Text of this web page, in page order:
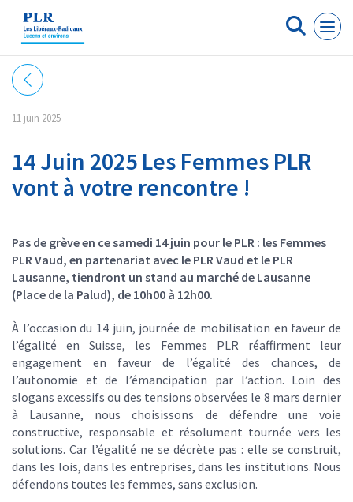
11 juin 2025
14 Juin 2025 Les Femmes PLR
vont à votre rencontre !
Pas de grève en ce samedi 14 juin pour le PLR : les Femmes
PLR Vaud, en partenariat avec le PLR Vaud et le PLR
Lausanne, tiendront un stand au marché de Lausanne
(Place de la Palud), de 10h00 à 12h00.
À l’occasion du 14 juin, journée de mobilisation en faveur de
l’égalité en Suisse, les Femmes PLR réaffirment leur
engagement en faveur de l’égalité des chances, de
l’autonomie et de l’émancipation par l’action. Loin des
slogans excessifs ou des tensions observées le 8 mars dernier
à Lausanne, nous choisissons de défendre une voie
constructive, responsable et résolument tournée vers les
solutions. Car l’égalité ne se décrète pas : elle se construit,
dans les lois, dans les entreprises, dans les institutions. Nous
défendons toutes les femmes, sans exclusion.
Panneau de gestion des cookies